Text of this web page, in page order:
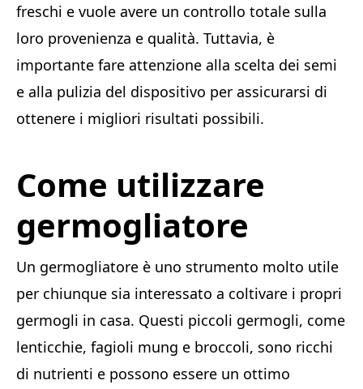
freschi e vuole avere un controllo totale sulla
loro provenienza e qualità. Tuttavia, è
importante fare attenzione alla scelta dei semi
e alla pulizia del dispositivo per assicurarsi di
ottenere i migliori risultati possibili.
Come utilizzare
germogliatore
Un germogliatore è uno strumento molto utile
per chiunque sia interessato a coltivare i propri
germogli in casa. Questi piccoli germogli, come
lenticchie, fagioli mung e broccoli, sono ricchi
di nutrienti e possono essere un ottimo